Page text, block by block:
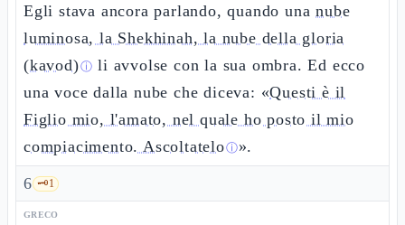
Egli stava ancora parlando, quando unanube
luminosa, la Shekhinah, la nube della gloria
(kavod)ⓘ li avvolse con la sua ombra. Ed ecco
una voce dalla nube che diceva: «Questi è il
Figlio mio, l'amato, nel quale ho posto il mio
compiacimento. Ascoltateloⓘ».
6 🗝️1
GRECO